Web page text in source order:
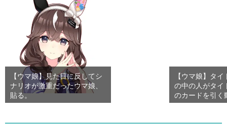
【ウマ娘】見た目に反してシ
ナリオが激重だったウマ娘、
貼る。
【ウマ娘】タ
の中の人がタイ
のカードを引く